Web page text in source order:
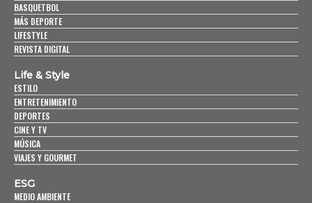
BASQUETBOL
MÁS DEPORTE
LIFESTYLE
REVISTA DIGITAL
Life & Style
ESTILO
ENTRETENIMIENTO
DEPORTES
CINE Y TV
MÚSICA
VIAJES Y GOURMET
ESG
MEDIO AMBIENTE